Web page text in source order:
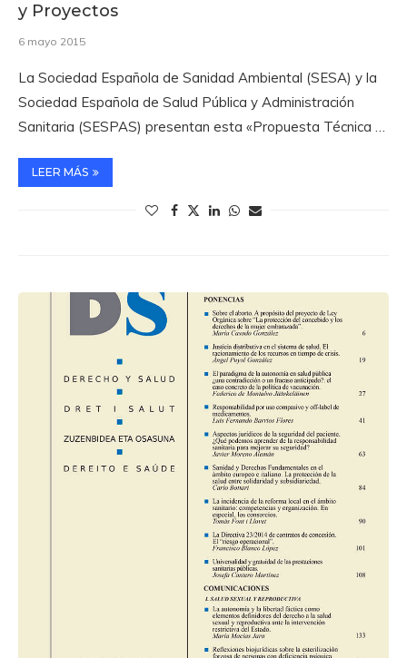
y Proyectos
6 mayo 2015
La Sociedad Española de Sanidad Ambiental (SESA) y la
Sociedad Española de Salud Pública y Administración
Sanitaria (SESPAS) presentan esta «Propuesta Técnica …
LEER MÁS